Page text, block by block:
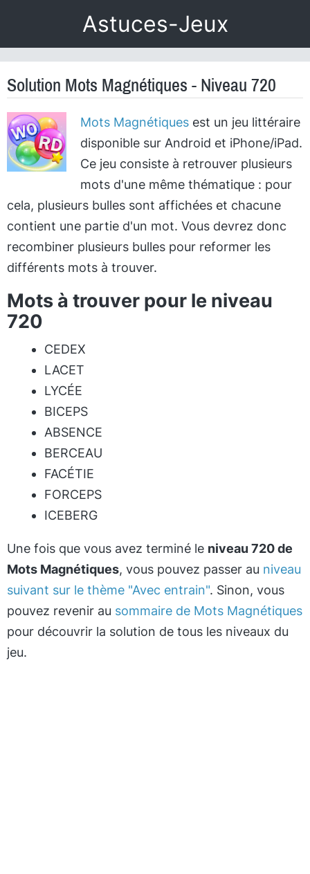
Astuces-Jeux
Solution Mots Magnétiques - Niveau 720
Mots Magnétiquesest un jeu littéraire
disponible sur Android et iPhone/iPad.
Ce jeu consiste à retrouver plusieurs
mots d'une même thématique : pour
cela, plusieurs bulles sont affichées et chacune
contient une partie d'un mot. Vous devrez donc
recombiner plusieurs bulles pour reformer les
différents mots à trouver.
Mots à trouver pour le niveau
720
CEDEX
LACET
LYCÉE
BICEPS
ABSENCE
BERCEAU
FACÉTIE
FORCEPS
ICEBERG
Une fois que vous avez terminé le niveau 720 de
Mots Magnétiques, vous pouvez passer au niveau
suivant sur le thème "Avec entrain". Sinon, vous
pouvez revenir au sommaire de Mots Magnétiques
pour découvrir la solution de tous les niveaux du
jeu.